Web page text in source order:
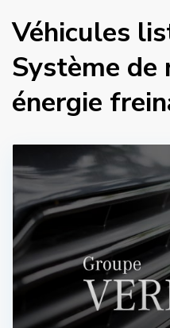
Véhicules
Système de
énergie